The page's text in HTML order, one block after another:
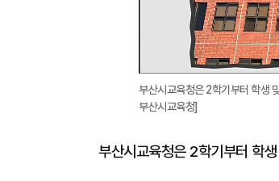
부산시교육청은 2학기부터 학생
부산시교육청]
부산시교육청은 2학기부터 학